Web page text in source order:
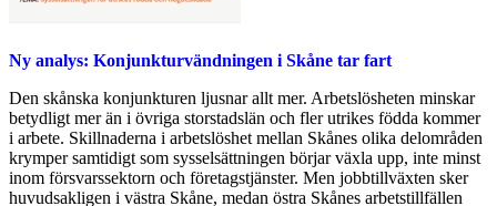
Ny analys: Konjunkturvändningen i Skåne tar fart
Den skånska konjunkturen ljusnar allt mer. Arbetslösheten minskar
betydligt mer än i övriga storstadslän och fler utrikes födda kommer
i arbete. Skillnaderna i arbetslöshet mellan Skånes olika delområden
krymper samtidigt som sysselsättningen börjar växla upp, inte minst
inom försvarssektorn och företagstjänster. Men jobbtillväxten sker
huvudsakligen i västra Skåne, medan östra Skånes arbetstillfällen